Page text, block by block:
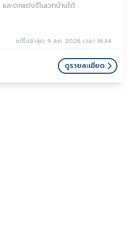
ละตกแต่งรีโนเวทบ้านได้
แก้ไขล่าสุด: 9 ส.ค. 2026 เวลา 16:34
ดูรายละเอียด